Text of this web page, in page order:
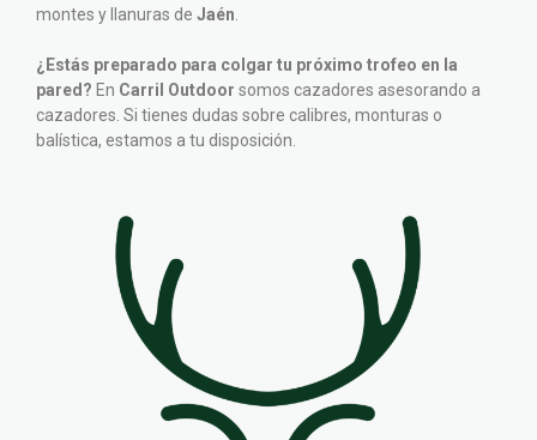
montes y llanuras de Jaén
¿Estás preparado para colgar tu próximo trofeo en la
pared? En Carril Outdoor somos cazadores asesorando a
cazadores. Si tienes dudas sobre calibres, monturas o
balística, estamos a tu disposición.